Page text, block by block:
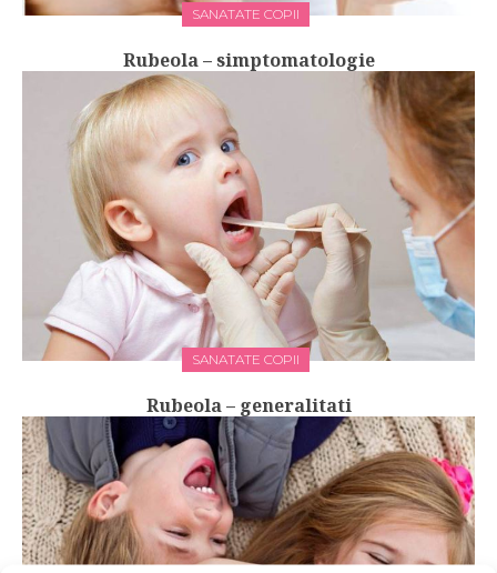
SANATATE COPII
Rubeola – simptomatologie
SANATATE COPII
Rubeola – generalitati